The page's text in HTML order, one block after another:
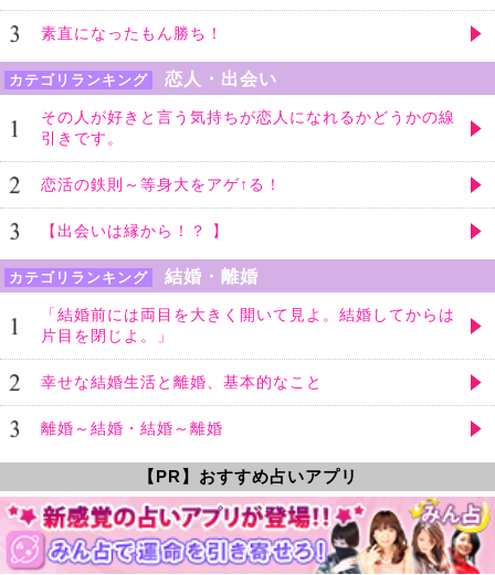
素直になったもん勝ち！
カテゴリランキング 恋人・出会い
その人が好きと言う気持ちが恋人になれるかどうかの線
引きです。
恋活の鉄則～等身大をアゲ↑る！
【出会いは縁から！？ 】
カテゴリランキング 結婚・離婚
「結婚前には両目を大きく開いて見よ。結婚してからは
片目を閉じよ。」
幸せな結婚生活と離婚、基本的なこと
離婚～結婚・結婚～離婚
【PR】おすすめ占いアプリ